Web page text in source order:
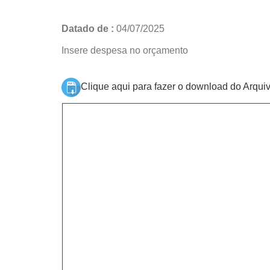
Datado de : 04/07/2025
Insere despesa no orçamento
Clique aqui para fazer o download do